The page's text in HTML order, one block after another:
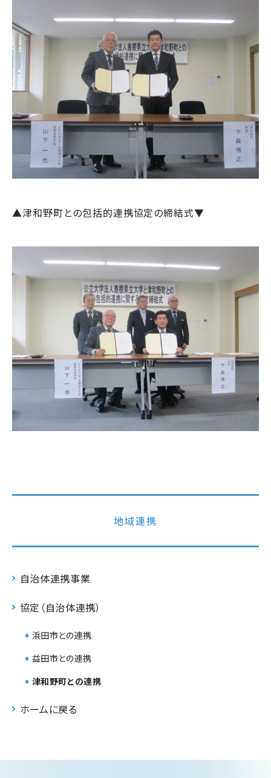
▲津和野町との包括的連携協定の締結式▼
地域連携
自治体連携事業
協定（自治体連携）
浜田市との連携
益田市との連携
津和野町との連携
ホームに戻る